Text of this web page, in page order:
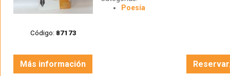
Código: 87173
Poesía
Más información